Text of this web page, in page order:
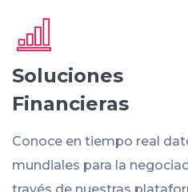
Soluciones
Financieras
Conoce en tiempo real
mundiales para la